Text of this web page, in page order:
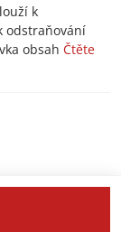
k
odstraňování
obsah Čtěte